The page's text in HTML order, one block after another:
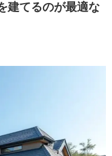
建てるのが最適な